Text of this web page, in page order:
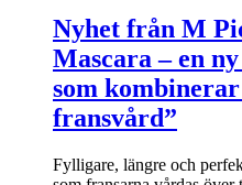
Nyhet från M
Mascara – en
som
fransvård”
Fylligare, längre och